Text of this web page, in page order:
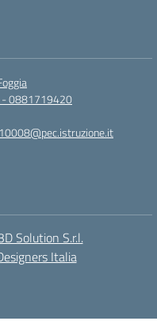
0881719420
Solution S.r.l.
Italia